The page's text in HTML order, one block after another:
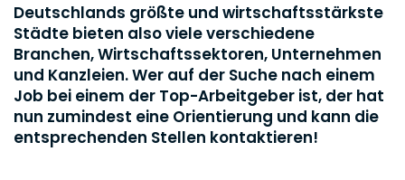
Deutschlands größte und wirtschaftsstärkste
Städte bieten also viele verschiedene
Branchen, Wirtschaftssektoren, Unternehmen
und Kanzleien. Wer auf der Suche nach einem
Job bei einem der Top-Arbeitgeber ist, der hat
nun zumindest eine Orientierung und kann die
entsprechenden Stellen kontaktieren!